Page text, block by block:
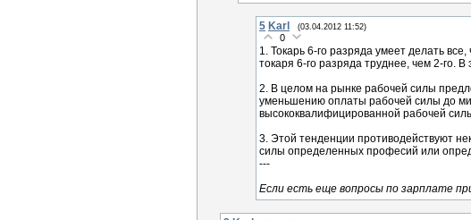
5 Karl (03.04.2012 11:52)
0
1. Токарь 6-го разряда умеет делать
токаря 6-го разряда труднее, чем 2-го.
2. В целом на рынке рабочей силы
уменьшению оплаты рабочей силы до
высококвалифицированной рабочей
3. Этой тенденции противодействуют
силы определенных професий или
---
Если есть еще вопросы по зарплате